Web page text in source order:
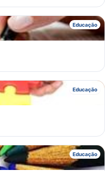
Educação
Educação
Educação